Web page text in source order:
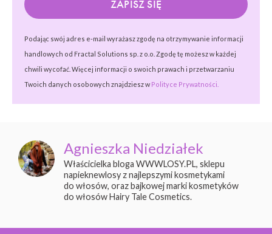
ZAPISZ SIĘ
Podając swój adres e-mail wyrażasz zgodę na otrzymywanie informacji
handlowych od Fractal Solutions sp. z o.o. Zgodę tę możesz w każdej
chwili wycofać. Więcej informacji o swoich prawach i przetwarzaniu
Twoich danych osobowych znajdziesz w Polityce Prywatności.
Agnieszka Niedziałek
Właścicielka bloga WWWLOSY.PL, sklepu
napieknewlosy z najlepszymi kosmetykami
do włosów, oraz bajkowej marki kosmetyków
do włosów Hairy Tale Cosmetics.